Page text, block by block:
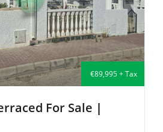
€135,000 + Tax
Semi-Detached For Sale